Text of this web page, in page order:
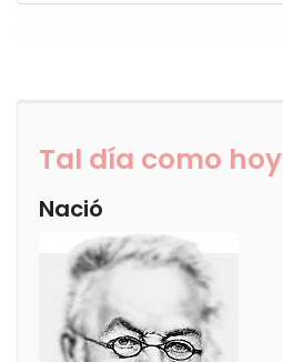
Tal día como hoy
Nació